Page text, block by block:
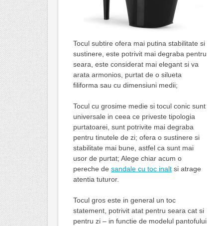
Tocul subtire ofera mai putina stabilitate si
sustinere, este potrivit mai degraba pentru
seara, este considerat mai elegant si va
arata armonios, purtat de o silueta
filiforma sau cu dimensiuni medii;
Tocul cu grosime medie si tocul conic sunt
universale in ceea ce priveste tipologia
purtatoarei, sunt potrivite mai degraba
pentru tinutele de zi; ofera o sustinere si
stabilitate mai bune, astfel ca sunt mai
usor de purtat; Alege chiar acum o
pereche de sandale cu toc inaltsi atrage
atentia tuturor.
Tocul gros este in general un toc
statement, potrivit atat pentru seara cat si
pentru zi – in functie de modelul pantofului